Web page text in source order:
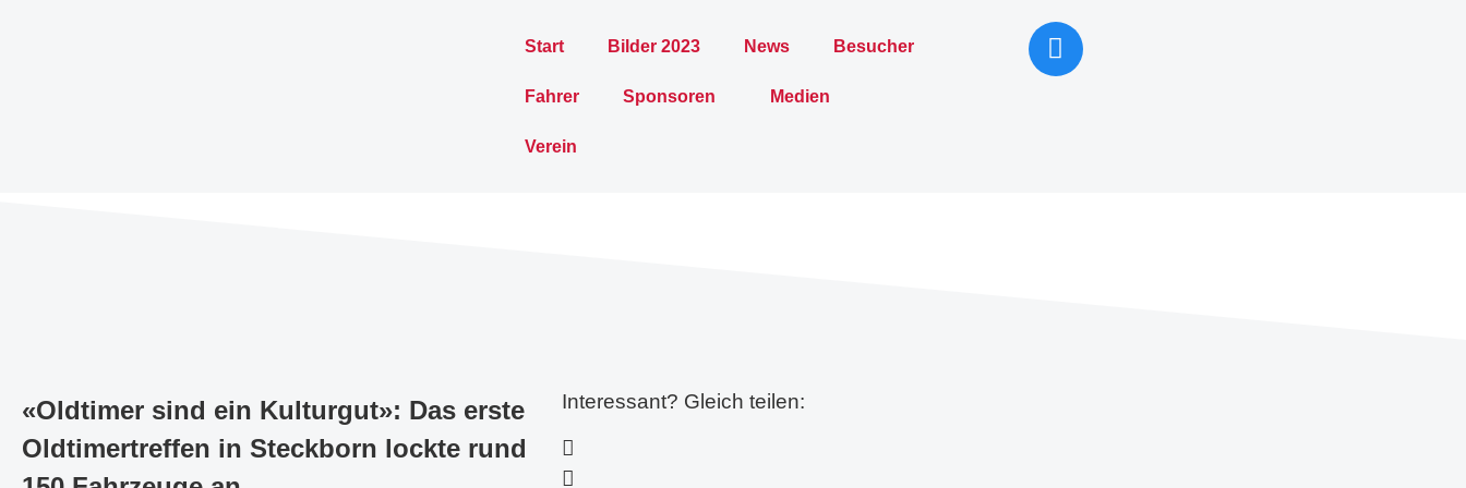
Start Bilder 2023 News Besucher
Fahrer Sponsoren Medien
Verein
«Oldtimer sind ein Kulturgut»: Das erste
Oldtimertreffen in Steckborn lockte rund
Interessant? Gleich teilen: